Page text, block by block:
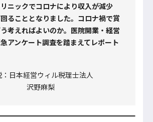
ニックでコロナにより収入が減少
ることとなりました。コロナ禍で賞
考えればよいのか。医院開業・経営
アンケート調査を踏まえてレポート
：日本経営ウィル税理士法人
沢野麻梨